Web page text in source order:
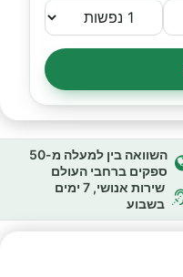
השוואה בין למעלה מ-50
ספקים ברחבי העולם
שירות אנושי, 7 ימים
בשבוע